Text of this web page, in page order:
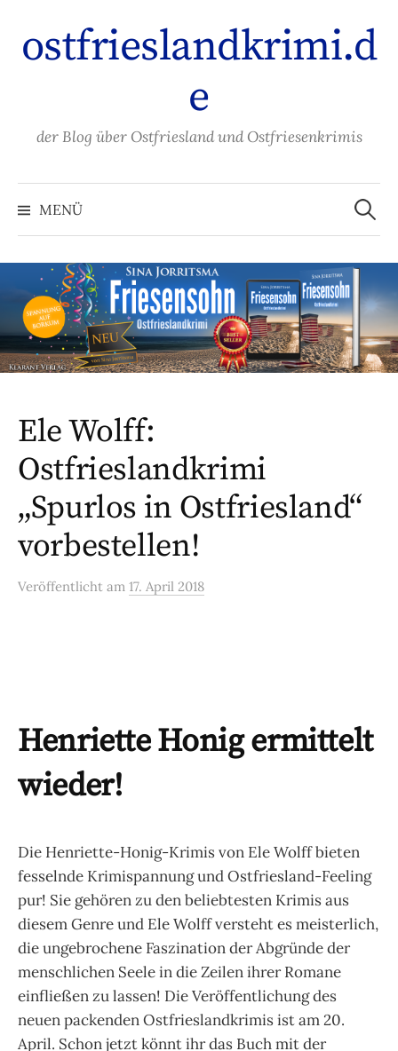
Inhalt
überspringen
ostfrieslandkrimi.d
e
der Blog über Ostfriesland und Ostfriesenkrimis
MENÜ
Suchen
nach:
Ele Wolff:
Ostfrieslandkrimi
„Spurlos in Ostfriesland“
vorbestellen!
Veröffentlicht am 17. April 2018
Henriette Honig ermittelt
wieder!
Die Henriette-Honig-Krimis von Ele Wolff bieten
fesselnde Krimispannung und Ostfriesland-Feeling
pur! Sie gehören zu den beliebtesten Krimis aus
diesem Genre und Ele Wolff versteht es meisterlich,
die ungebrochene Faszination der Abgründe der
menschlichen Seele in die Zeilen ihrer Romane
einfließen zu lassen! Die Veröffentlichung des
neuen packenden Ostfrieslandkrimis ist am 20.
April. Schon jetzt könnt ihr das Buch mit der